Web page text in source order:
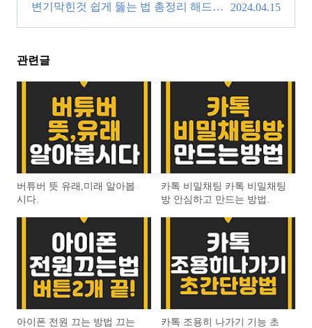
(0)
변기막힌것 쉽게 뚫는 법 총정리 해드
2024.04.15
관련글
버튜버 뜻 유래,미래 알아봅
시다.
카톡 비밀채팅 카톡 비밀채팅
방 안심하고 만드는 방법.
아이폰 전원 끄는 방법 끄는
카톡 조용히 나가기 기능 초